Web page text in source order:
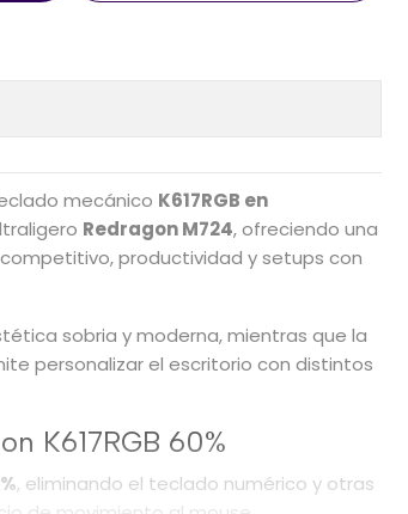
mecánico K617RGB en
Redragon M724, ofreciendo una
productividad y setups con
sobria y moderna, mientras que la
personalizar el escritorio con distintos
K617RGB 60%
, eliminando el teclado numérico y otras